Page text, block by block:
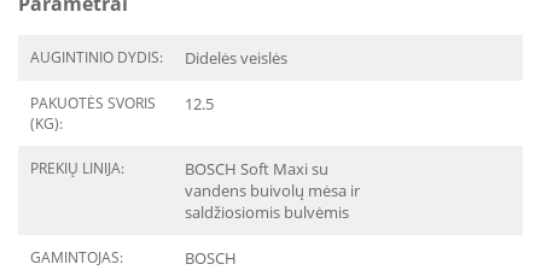
AUGINTINIO DYDIS: Didelės veislės
PAKUOTĖS SVORIS
(KG):
12.5
PREKIŲ LINIJA:
BOSCH Soft Maxi su
vandens buivolų mėsa ir
saldžiosiomis bulvėmis
GAMINTOJAS: BOSCH